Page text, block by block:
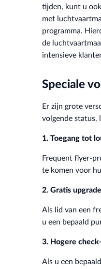
tijden, kunt u
met
programma.
de
intensieve
Speciale
Er zijn grote
volgende status,
1. Toegang tot
Frequent flyer-
te komen voor
2. Gratis upgrade
Als lid van een
u een bepaald
3. Hogere
Als u een